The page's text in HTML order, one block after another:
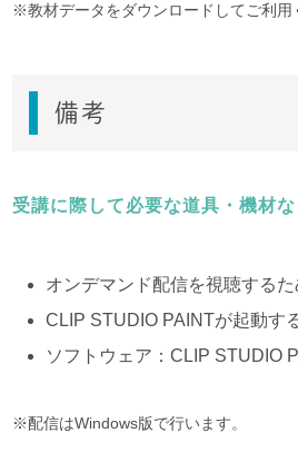
※教材データをダウンロードしてご利用
備考
受講に際して必要な道具・機材
オンデマンド配信を視聴する
CLIP STUDIO PAINTが起動す
ソフトウェア：CLIP STUDIO
※配信はWindows版で行います。